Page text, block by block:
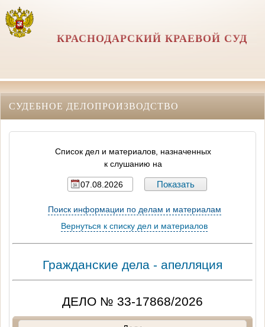
КРАСНОДАРСКИЙ КРАЕВОЙ СУД
СУДЕБНОЕ ДЕЛОПРОИЗВОДСТВО
Список дел и материалов, назначенных
к слушанию на
Поиск информации по делам и материалам
Вернуться к списку дел и материалов
Гражданские дела - апелляция
ДЕЛО № 33-17868/2026